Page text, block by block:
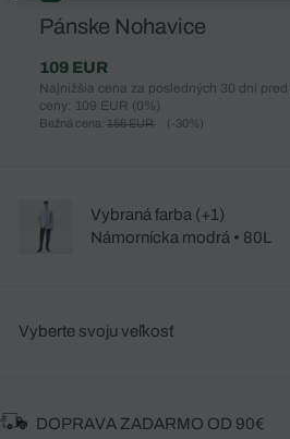
Pánske Nohavice
109 EUR
Najnižšia cena za posledných 30 dní
ceny: 109 EUR (0%)
Bežná cena: 156 EUR (-30%)
Vybraná farba (+1)
Námornícka modrá • 80L
Vyberte svoju veľkosť
DOPRAVA ZADARMO OD 90€